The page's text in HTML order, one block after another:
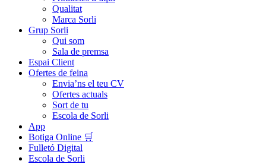
Qualitat
Marca Sorli
Grup Sorli
Qui som
Sala de premsa
Espai Client
Ofertes de feina
Envia’ns el teu CV
Ofertes actuals
Sort de tu
Escola de Sorli
App
Botiga Online 🛒
Fulletó Digital
Escola de Sorli